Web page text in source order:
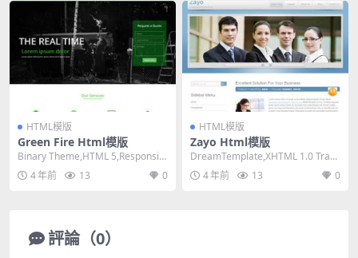
HTML模版
Green Fire Html模版
Binary Theme,HTML 5,Responsiv
e, 4 Column...
4 年前 13 0
HTML模版
Zayo Html模版
DreamTemplate,XHTML 1.0 Trans
itional,Fix...
4 年前 13 0
評論（0）